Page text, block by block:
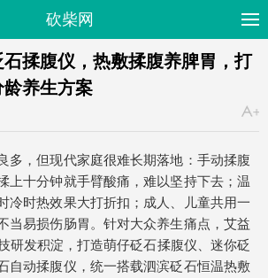
砍柴网
揉腹仪，热敷揉腹养脾胃，打
养生方案
多，但现代家庭很难长期落地：手动揉腹
上十分钟就手臂酸痛，难以坚持下去；温
冷时热效果大打折扣；成人、儿童共用一
当易损伤肠胃。针对大众养生痛点，艾益
研发积淀，打造萌仔砭石揉腹仪、迷你砭
自动揉腹仪，统一搭载泗滨砭石恒温热敷